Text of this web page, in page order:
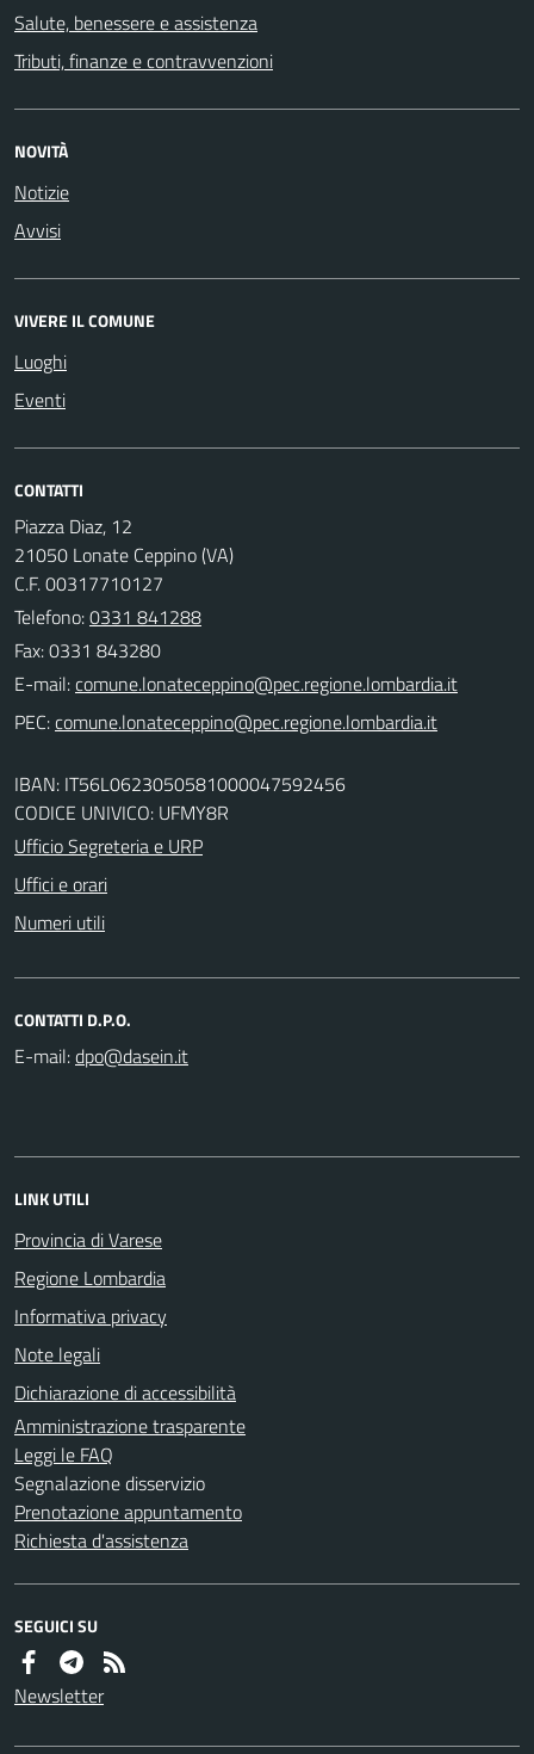
Salute, benessere e assistenza
Tributi, finanze e contravvenzioni
NOVITÀ
Notizie
Avvisi
VIVERE IL COMUNE
Luoghi
Eventi
CONTATTI
Piazza Diaz, 12
21050 Lonate Ceppino (VA)
C.F. 00317710127
Telefono:0331 841288
Fax: 0331 843280
E-mail:
PEC:
IBAN: IT56L0623050581000047592456
CODICE UNIVICO: UFMY8R
Ufficio Segreteria e URP
Uffici e orari
Numeri utili
CONTATTI D.P.O.
E-mail:
LINK UTILI
Provincia di Varese
Regione Lombardia
Informativa privacy
Note legali
Dichiarazione di accessibilità
Amministrazione trasparente
Leggi le FAQ
Segnalazione disservizio
Prenotazione appuntamento
Richiesta d'assistenza
SEGUICI SU
Newsletter